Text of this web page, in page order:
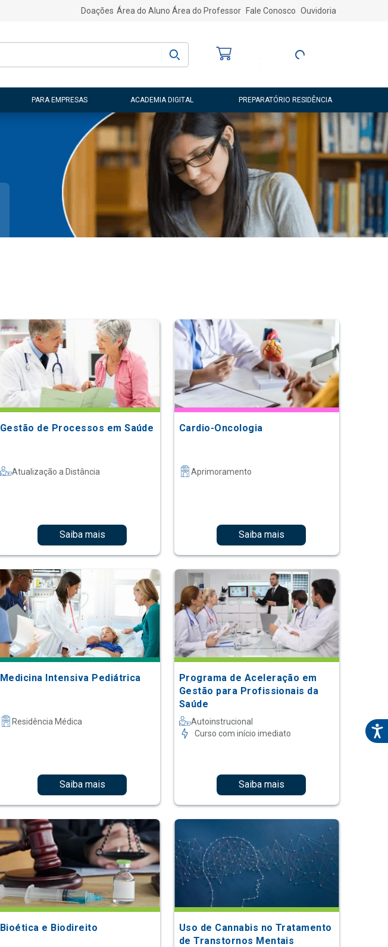
Doações Área do Aluno Área do Professor Fale Conosco Ouvidoria
Entre ou Cadastre-
PARA EMPRESAS ACADEMIA DIGITAL PREPARATÓRIO RESIDÊNCIA
Gestão de Processos em Saúde
Atualização a Distância
Saiba mais
Cardio-Oncologia
Aprimoramento
Saiba mais
Medicina Intensiva Pediátrica
Residência Médica
Saiba mais
Programa de Aceleração em
Gestão para Profissionais da
Saúde
Autoinstrucional
Curso com início imediato
Saiba mais
Bioética e Biodireito
Uso de Cannabis no Tratamento
de Transtornos Mentais